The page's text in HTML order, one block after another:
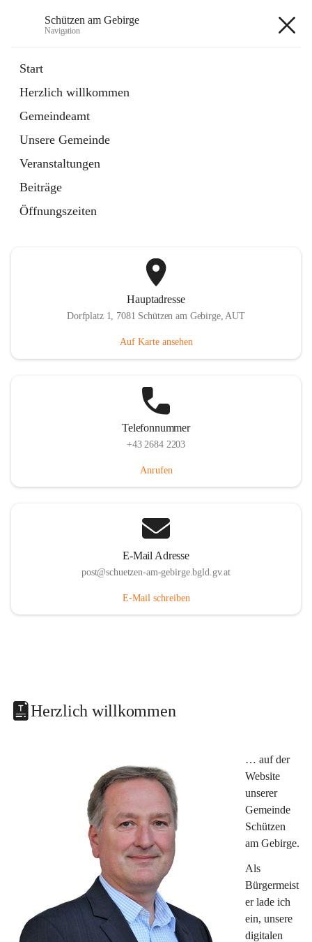
Schützen am Gebirge
Navigation
Start
Herzlich willkommen
Gemeindeamt
Unsere Gemeinde
Veranstaltungen
Beiträge
Öffnungszeiten
1 Schnellzugriff
Vereine
Artikel
öffnet
in
neuem
Tab
Hauptadresse
Dorfplatz 1, 7081 Schützen am Gebirge, AUT
Auf Karte ansehen
Telefonnummer
+43 2684 2203
Anrufen
E-Mail Adresse
post@schuetzen-am-gebirge.bgld.gv.at
E-Mail schreiben
Herzlich willkommen
… auf der
Website
unserer
Gemeinde
Schützen
am Gebirge.
Als
Bürgermeist
er lade ich
ein, unsere
digitalen